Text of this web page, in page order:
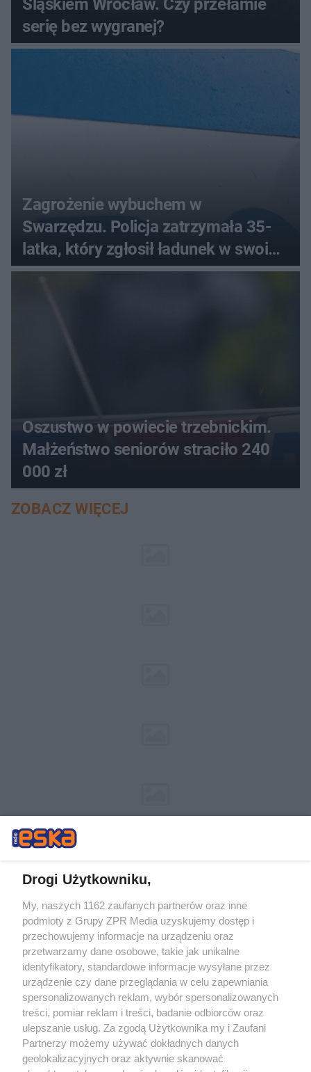
Śląskiem Wrocław. Czy przełamie
serię bez wygranej?
Zagrożenie wybuchem w
Swarzędzu. Policja zatrzymała 35-
latka, który zgłosił ładunek w swoim
aucie
Oszustwo w powiecie trzebnickim.
Małżeństwo seniorów straciło 240
000 zł
ZOBACZ WIĘCEJ
Żaden utwór zamieszczony w serwisie nie może być powielany i
rozpowszechniany lub dalej rozpowszechniany w jakikolwiek sposób (w
tym także elektroniczny lub mechaniczny) na jakimkolwiek polu
eksploatacji w jakiejkolwiek formie, włącznie z umieszczaniem w
Internecie bez pisemnej zgody właściciela praw. Jakiekolwiek użycie lub
wykorzystanie utworów w całości lub w części z naruszeniem prawa,
tzn. bez właściwej zgody, jest zabronione pod groźbą kary i może być
ścigane prawnie.
Drogi Użytkowniku,
My, naszych 1162 zaufanych partnerów oraz inne
podmioty z Grupy ZPR Media uzyskujemy dostęp i
przechowujemy informacje na urządzeniu oraz
przetwarzamy dane osobowe, takie jak unikalne
identyfikatory, standardowe informacje wysyłane przez
urządzenie czy dane przeglądania w celu zapewniania
spersonalizowanych reklam, wybór spersonalizowanych
treści, pomiar reklam i treści, badanie odbiorców oraz
ulepszanie usług. Za zgodą Użytkownika my i Zaufani
Partnerzy możemy używać dokładnych danych
geolokalizacyjnych oraz aktywnie skanować